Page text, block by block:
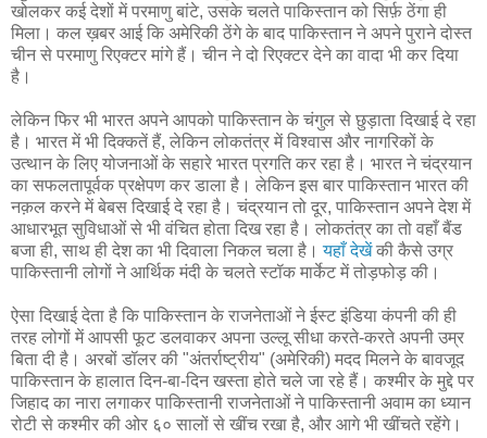
खोलकर कई देशों में परमाणु बांटे, उसके चलते पाकिस्तान को सिर्फ़ ठेंगा ही
मिला। कल ख़बर आई कि अमेरिकी ठेंगे के बाद पाकिस्तान ने अपने पुराने दोस्त
चीन से परमाणु रिएक्टर मांगे हैं। चीन ने दो रिएक्टर देने का वादा भी कर दिया
है।
लेकिन फिर भी भारत अपने आपको पाकिस्तान के चंगुल से छुड़ाता दिखाई दे रहा
है। भारत में भी दिक्कतें हैं, लेकिन लोकतंत्र में विश्वास और नागरिकों के
उत्थान के लिए योजनाओं के सहारे भारत प्रगति कर रहा है। भारत ने चंद्रयान
का सफलतापूर्वक प्रक्षेपण कर डाला है। लेकिन इस बार पाकिस्तान भारत की
नक़ल करने में बेबस दिखाई दे रहा है। चंद्रयान तो दूर, पाकिस्तान अपने देश में
आधारभूत सुविधाओं से भी वंचित होता दिख रहा है। लोकतंत्र का तो वहाँ बैंड
बजा ही, साथ ही देश का भी दिवाला निकल चला है।यहाँ देखें की कैसे उग्र
पाकिस्तानी लोगों ने आर्थिक मंदी के चलते स्टॉक मार्केट में तोड़फोड़ की।
ऐसा दिखाई देता है कि पाकिस्तान के राजनेताओं ने ईस्ट इंडिया कंपनी की ही
तरह लोगों में आपसी फूट डलवाकर अपना उल्लू सीधा करते-करते अपनी उम्र
बिता दी है। अरबों डॉलर की "अंतर्राष्ट्रीय" (अमेरिकी) मदद मिलने के बावजूद
पाकिस्तान के हालात दिन-बा-दिन खस्ता होते चले जा रहे हैं। कश्मीर के मुद्दे पर
जिहाद का नारा लगाकर पाकिस्तानी राजनेताओं ने पाकिस्तानी अवाम का ध्यान
रोटी से कश्मीर की ओर ६० सालों से खींच रखा है, और आगे भी खींचते रहेंगे।